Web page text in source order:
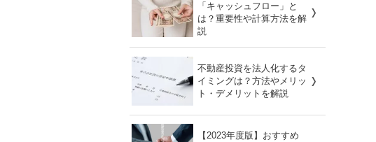
「キャッシュフロー」と
は？重要性や計算方法を解
説
不動産投資を法人化するタ
イミングは？方法やメリッ
ト・デメリットを解説
【2023年度版】おすすめ